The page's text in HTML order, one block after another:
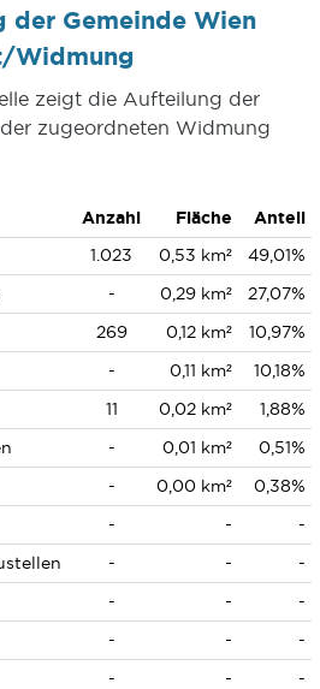
der Gemeinde Wien
Widmung
zeigt die Aufteilung der
zugeordneten Widmung
Anzahl Fläche
Anteil
1.023 0,53 km²
49,01%
- 0,29 km²
27,07%
269 0,12 km²
10,97%
- 0,11 km²
10,18%
11 0,02 km²
1,88%
- 0,01 km²
0,51%
- 0,00 km²
0,38%
- -
-
- -
-
- -
-
- -
-
- -
-